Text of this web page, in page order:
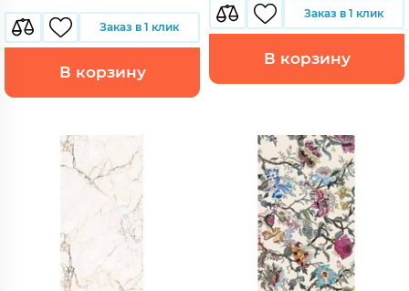
Заказ в 1 клик
В корзину
Заказ в 1 клик
В корзину